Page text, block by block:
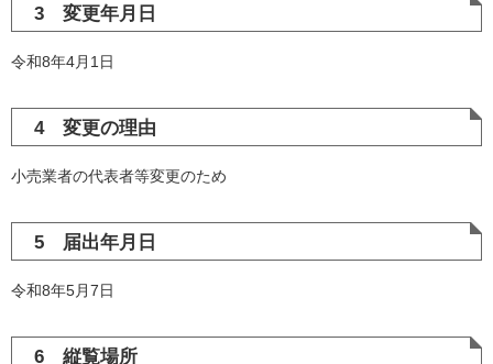
3 変更年月日
令和8年4月1日
4 変更の理由
小売業者の代表者等変更のため
5 届出年月日
令和8年5月7日
6 縦覧場所